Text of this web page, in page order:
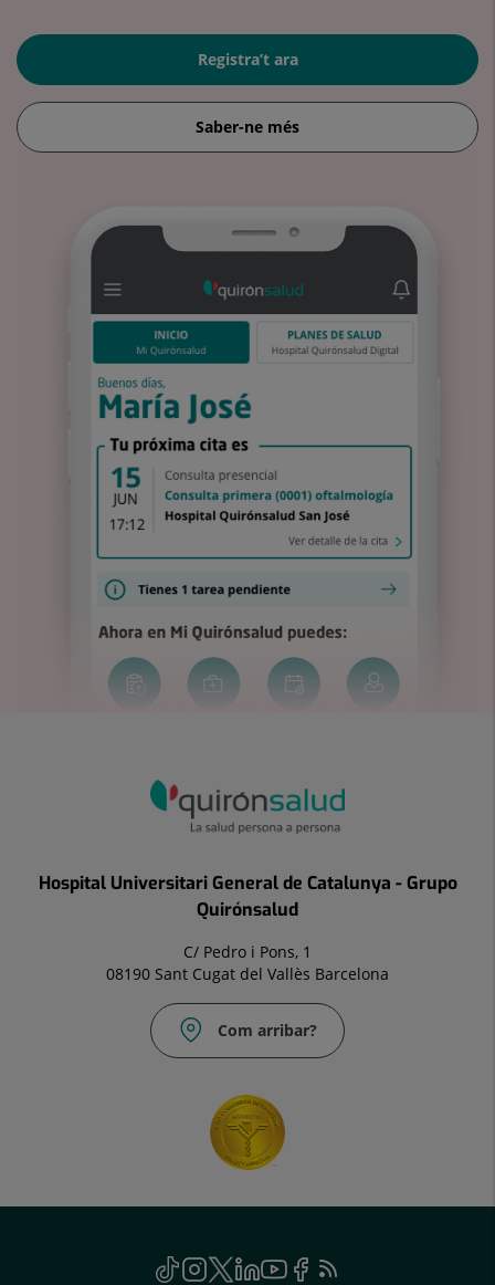
Registra’t ara
Saber-ne més
Hospital Universitari General de Catalunya - Grupo
Quirónsalud
C/ Pedro i Pons, 1
08190 Sant Cugat del Vallès Barcelona
Com arribar?
TikTok
AquestInstagram
AquestTwitter
AquestLinkedin
AquestYoutube
AquestFacebook
Aquest
Feed
Aquest